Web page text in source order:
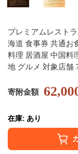
プレミアムレスト
海道 食事券 共通お
料理 居酒屋 中国料
地 グルメ 対象店舗
寄附金額
在庫: あり